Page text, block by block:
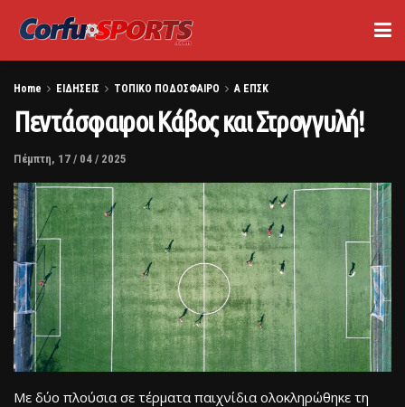
Home ΕΙΔΗΣΕΙΣ ΤΟΠΙΚΟ ΠΟΔΟΣΦΑΙΡΟ Α ΕΠΣΚ
Πεντάσφαιροι Κάβος και Στρογγυλή!
Πέμπτη, 17 / 04 / 2025
Με δύο πλούσια σε τέρματα παιχνίδια ολοκληρώθηκε τη